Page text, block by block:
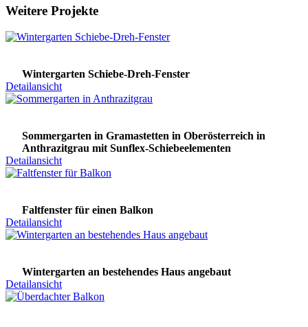
Weitere Projekte
Wintergarten Schiebe-Dreh-Fenster
Detailansicht
Sommergarten in Gramastetten in Oberösterreich in
Anthrazitgrau mit Sunflex-Schiebeelementen
Detailansicht
Faltfenster für einen Balkon
Detailansicht
Wintergarten an bestehendes Haus angebaut
Detailansicht